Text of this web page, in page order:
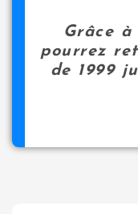
Grâce à
pourrez
de 1999